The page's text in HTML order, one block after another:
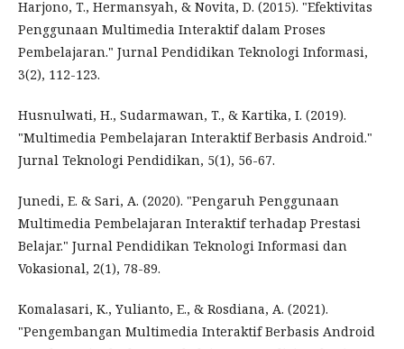
Harjono, T., Hermansyah, & Novita, D. (2015). "Efektivitas
Penggunaan Multimedia Interaktif dalam Proses
Pembelajaran." Jurnal Pendidikan Teknologi Informasi,
3(2), 112-123.
Husnulwati, H., Sudarmawan, T., & Kartika, I. (2019).
"Multimedia Pembelajaran Interaktif Berbasis Android."
Jurnal Teknologi Pendidikan, 5(1), 56-67.
Junedi, E. & Sari, A. (2020). "Pengaruh Penggunaan
Multimedia Pembelajaran Interaktif terhadap Prestasi
Belajar." Jurnal Pendidikan Teknologi Informasi dan
Vokasional, 2(1), 78-89.
Komalasari, K., Yulianto, E., & Rosdiana, A. (2021).
"Pengembangan Multimedia Interaktif Berbasis Android